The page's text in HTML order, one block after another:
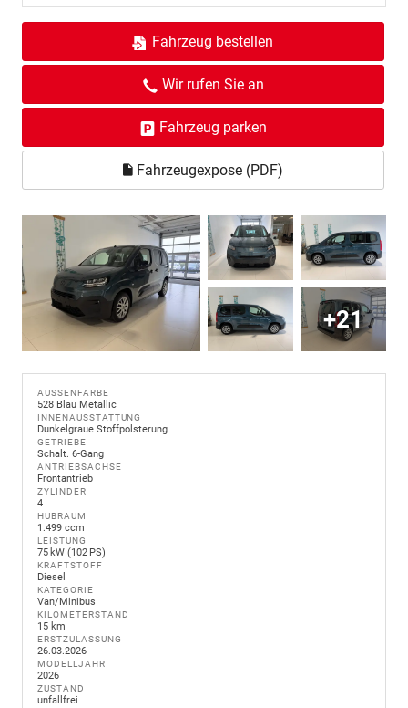
Fahrzeug bestellen
Wir rufen Sie an
Fahrzeug parken
Fahrzeugexpose (PDF)
+21
AUSSENFARBE
528 Blau Metallic
INNENAUSSTATTUNG
Dunkelgraue Stoffpolsterung
GETRIEBE
Schalt. 6-Gang
ANTRIEBSACHSE
Frontantrieb
ZYLINDER
4
HUBRAUM
1.499 ccm
LEISTUNG
75 kW (102 PS)
KRAFTSTOFF
Diesel
KATEGORIE
Van/Minibus
KILOMETERSTAND
15 km
ERSTZULASSUNG
26.03.2026
MODELLJAHR
2026
ZUSTAND
unfallfrei